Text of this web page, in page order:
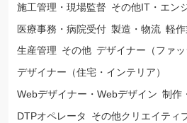
施工管理・現場監督 その他IT・エン
医療事務・病院受付 製造・物流 軽
生産管理 その他 デザイナー（ファッ
デザイナー（住宅・インテリア）
Webデザイナー・Webデザイン 制作
DTPオペレータ
その他クリエイティ